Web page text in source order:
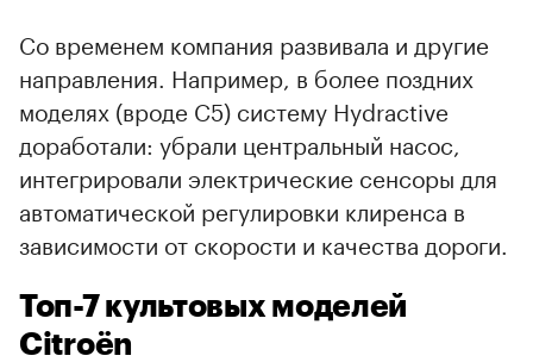
Со временем компания развивала и другие
направления. Например, в более поздних
моделях (вроде C5) систему Hydractive
доработали: убрали центральный насос,
интегрировали электрические сенсоры для
автоматической регулировки клиренса в
зависимости от скорости и качества дороги.
Топ-7 культовых моделей
Citroën